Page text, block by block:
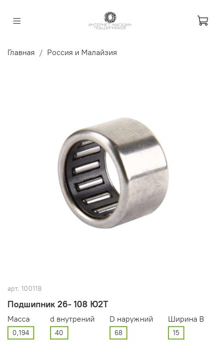
Главная Россия и Малайзия
арт. 100118
Подшипник 26- 108 Ю2Т
Масса
0,194
d внутрений
40
D наружний
68
Ширина В
15